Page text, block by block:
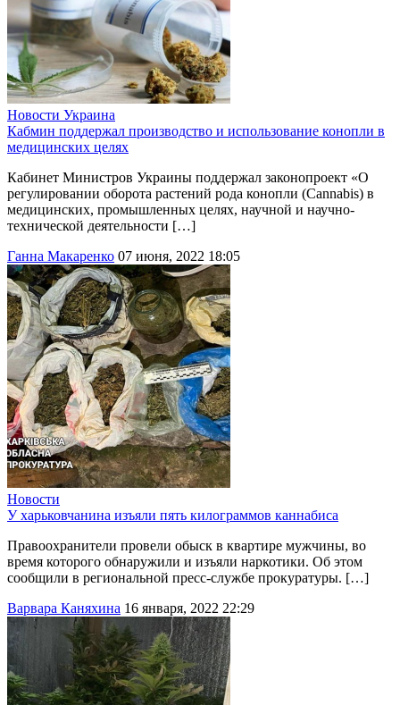
Новости Украина
Кабмин поддержал производство и использование конопли в
медицинских целях
Кабинет Министров Украины поддержал законопроект «О
регулировании оборота растений рода конопли (Cannabis) в
медицинских, промышленных целях, научной и научно-
технической деятельности […]
Ганна Макаренко 07 июня, 2022 18:05
Новости
У харьковчанина изъяли пять килограммов каннабиса
Правоохранители провели обыск в квартире мужчины, во
время которого обнаружили и изъяли наркотики. Об этом
сообщили в региональной пресс-службе прокуратуры. […]
Варвара Каняхина 16 января, 2022 22:29